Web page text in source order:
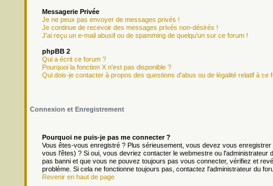
Messagerie Privée
Je ne peux pas envoyer de messages privés !
Je continue de recevoir des messages privés non-désirés !
J'ai reçu un e-mail abusif ou de spamming de quelqu'un sur ce forum !
phpBB 2
Qui a écrit ce forum ?
Pourquoi la fonction X n'est pas disponible ?
Qui dois-je contacter à propos des questions d'abus ou de légalité relatif à ce
Connexion et Enregistrement
Pourquoi ne puis-je pas me connecter ?
Vous êtes-vous enregistré ? Plus sérieusement, vous devez vous
vous l'êtes) ? Si oui, vous devriez contacter le webmestre ou
pas banni et que vous ne pouvez toujours pas vous connecter, vérifiez et
problème. Si cela ne fonctionne toujours pas, contactez l'administrateur du
Revenir en haut de page